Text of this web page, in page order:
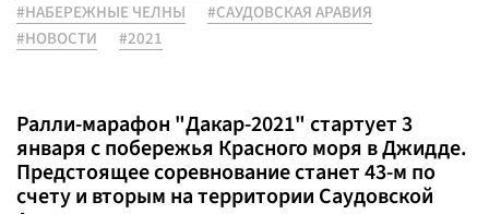
#НАБЕРЕЖНЫЕ ЧЕЛНЫ
#САУДОВСКАЯ АРАВИЯ
#НОВОСТИ
#2021
Ралли-марафон "Дакар-2021" стартует 3
января с побережья Красного моря в Джидде.
Предстоящее соревнование станет 43-м по
счету и вторым на территории Саудовской